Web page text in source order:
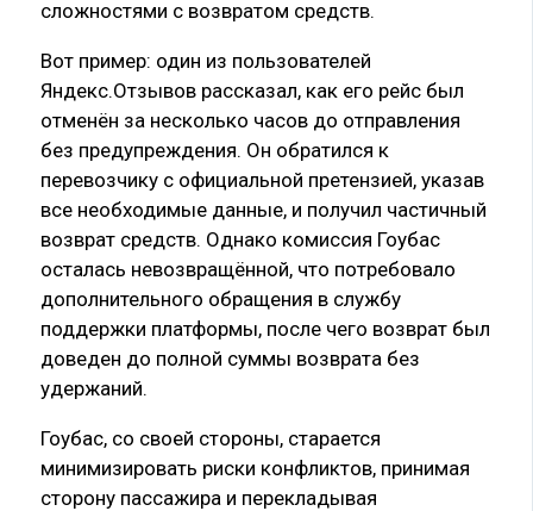
сложностями с возвратом средств.
Вот пример: один из пользователей
Яндекс.Отзывов рассказал, как его рейс был
отменён за несколько часов до отправления
без предупреждения. Он обратился к
перевозчику с официальной претензией, указав
все необходимые данные, и получил частичный
возврат средств. Однако комиссия Гоубас
осталась невозвращённой, что потребовало
дополнительного обращения в службу
поддержки платформы, после чего возврат был
доведен до полной суммы возврата без
удержаний.
Гоубас, со своей стороны, старается
минимизировать риски конфликтов, принимая
сторону пассажира и перекладывая